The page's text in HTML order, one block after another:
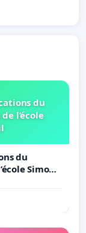
du
l’école
du
Simone